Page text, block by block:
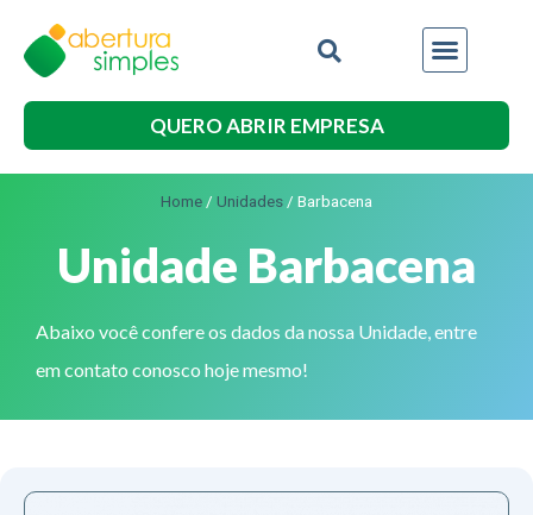
QUERO ABRIR EMPRESA
Home / Unidades / Barbacena
Unidade Barbacena
Abaixo você confere os dados da nossa Unidade, entre
em contato conosco hoje mesmo!